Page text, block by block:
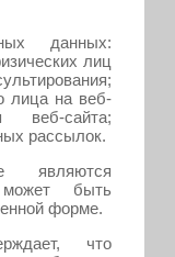
данных:
лиц
лица на веб-
веб-сайта;
рассылок.
являются
может быть
форме.
что